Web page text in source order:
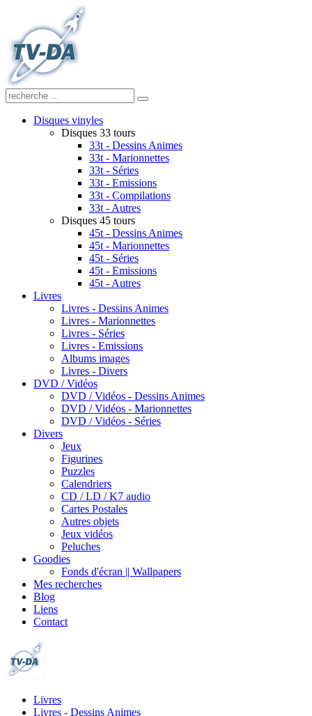
Disques vinyles
Disques 33 tours
33t - Dessins Animes
33t - Marionnettes
33t - Séries
33t - Emissions
33t - Compilations
33t - Autres
Disques 45 tours
45t - Dessins Animes
45t - Marionnettes
45t - Séries
45t - Emissions
45t - Autres
Livres
Livres - Dessins Animes
Livres - Marionnettes
Livres - Séries
Livres - Emissions
Albums images
Livres - Divers
DVD / Vidéos
DVD / Vidéos - Dessins Animes
DVD / Vidéos - Marionnettes
DVD / Vidéos - Séries
Divers
Jeux
Figurines
Puzzles
Calendriers
CD / LD / K7 audio
Cartes Postales
Autres objets
Jeux vidéos
Peluches
Goodies
Fonds d'écran || Wallpapers
Mes recherches
Blog
Liens
Contact
Livres
Livres - Dessins Animes